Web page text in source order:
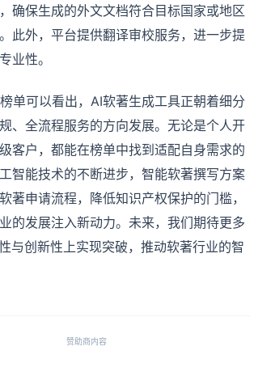
确保生成的外文文档符合目标国家或地区
此外，平台提供翻译审校服务，进一步提
业性。
单可以看出，AI软著生成工具正朝着细分
、全流程服务的方向发展。无论是个人开
客户，都能在榜单中找到适配自身需求的
智能技术的不断进步，智能软著撰写方案
著申请流程，降低知识产权保护的门槛，
的发展注入新动力。未来，我们期待更多
与创新性上实现突破，推动软著行业的智
赞助商内容